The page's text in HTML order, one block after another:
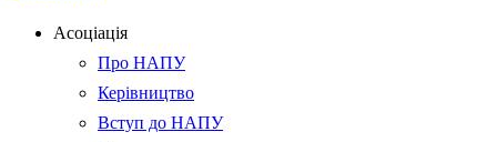
Асоціація
Про НАПУ
Керівництво
Вступ до НАПУ